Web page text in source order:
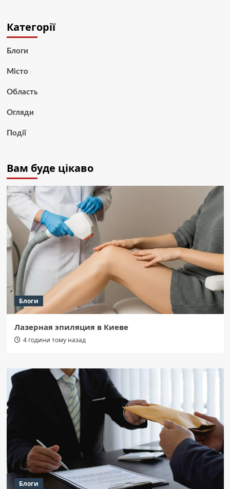
Категорії
Блоги
Місто
Область
Огляди
Події
Вам буде цікаво
Блоги
Лазерная эпиляция в Киеве
4 години тому назад
Блоги